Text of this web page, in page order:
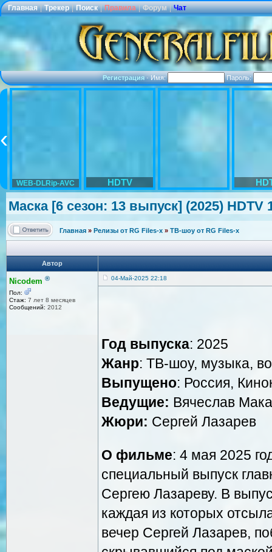
Главная | Трекер | Поиск | Правила | Форум | Чат
Регистрация·Имя: Пароль:
WEB-DLRip-AVC HDTV
Маска [6 сезон: 13 выпуск] (2025) HDTV
Главная » Релизы от RG Files-x » ТВ-шоу от RG Files-x
Автор
Nicodem ®
Пол:
Стаж: 7 лет 8 месяцев
Сообщений: 2012
04-Май-2025 22:18
Год выпуска: 2025
Жанр: ТВ-шоу, музыка,
Выпущено: Россия,
Ведущие: Вячеслав
Жюри: Сергей Лазарев
О фильме: 4 мая 2025
специальный выпуск
Сергею Лазареву. В
каждая из которых
вечер Сергей Лазарев,